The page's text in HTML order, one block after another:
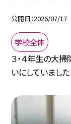
公開日 2026/07/17
学校全体
３・４年生の大
いにしていました